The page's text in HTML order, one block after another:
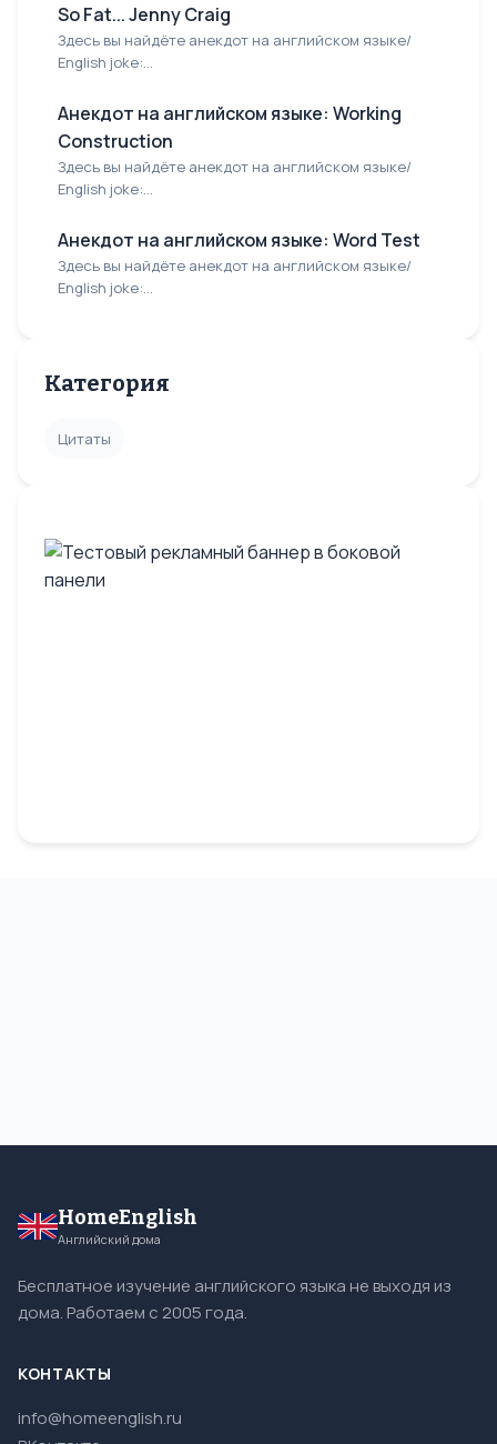
So Fat... Jenny Craig
Здесь вы найдёте анекдот на английском языке/
English joke:...
Анекдот на английском языке: Working
Construction
Здесь вы найдёте анекдот на английском языке/
English joke:...
Анекдот на английском языке: Word Test
Здесь вы найдёте анекдот на английском языке/
English joke:...
Категория
Цитаты
HomeEnglish
Английский дома
Бесплатное изучение английского языка не выходя из
дома. Работаем с 2005 года.
КОНТАКТЫ
info@homeenglish.ru